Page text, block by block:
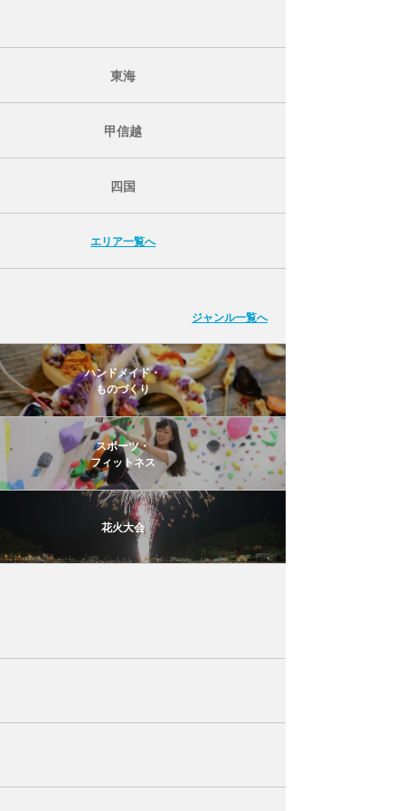
東海
甲信越
四国
エリア一覧へ
ジャンル一覧へ
ハンドメイド・
ものづくり
スポーツ・
フィットネス
花火大会